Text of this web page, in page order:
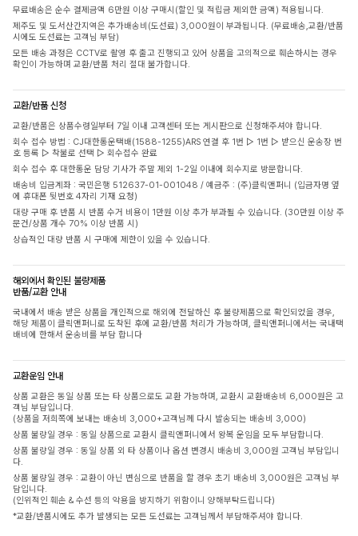
무료배송은 순수 결제금액 6만원 이상 구매시(할인 및 적립금 제외한 금액) 적용됩니다.
제주도 및 도서산간지역은 추가배송비(도선료) 3,000원이 부과됩니다. (무료배송,교환/반품
시에도 도선료는 고객님 부담)
모든 배송 과정은 CCTV로 촬영 후 출고 진행되고 있어 상품을 고의적으로 훼손하시는 경우
확인이 가능하며 교환/반품 처리 절대 불가합니다.
교환/반품 신청
교환/반품은 상품수령일부터 7일 이내 고객센터 또는 게시판으로 신청해주셔야 합니다.
회수 접수 방법 : CJ대한통운택배(1588-1255)ARS 연결 후 1번 ▷ 1번 ▷ 받으신 운송장 번
호 등록 ▷ 착불로 선택 ▷ 회수접수 완료
회수 접수 후 대한통운 담당 기사가 주말 제외 1-2일 이내에 회수지로 방문합니다.
배송비 입금계좌 : 국민은행 512637-01-001048 / 예금주 : (주)클릭앤퍼니 (입금자명 옆
에 휴대폰 뒷번호 4자리 기재 요청)
대량 구매 후 반품 시 반품 수거 비용이 1만원 이상 추가 부과될 수 있습니다. (30만원 이상 주
문건/상품 개수 70% 이상 반품 시)
상습적인 대량 반품 시 구매에 제한이 있을 수 있습니다.
해외에서 확인된 불량제품
반품/교환 안내
국내에서 배송 받은 상품을 개인적으로 해외에 전달하신 후 불량제품으로 확인되었을 경우,
해당 제품이 클릭앤퍼니로 도착된 후에 교환/반품 처리가 가능하며, 클릭앤퍼니에서는 국내택
배비에 한해서 운송비를 부담 합니다
교환운임 안내
상품 교환은 동일 상품 또는 타 상품으로도 교환 가능하며, 교환시 교환배송비 6,000원은 고
객님 부담입니다.
(상품을 저희쪽에 보내는 배송비 3,000+고객님께 다시 발송되는 배송비 3,000)
상품 불량일 경우 : 동일 상품으로 교환시 클릭앤퍼니에서 왕복 운임을 모두 부담합니다.
상품 불량일 경우 : 동일 상품 외 타 상품이나 옵션 변경시 배송비 3,000원 고객님 부담입니
다.
상품 불량일 경우 : 교환이 아닌 변심으로 반품을 할 경우 초기 배송비 3,000원은 고객님 부
담입니다.
(인위적인 훼손 & 수선 등의 악용을 방지하기 위함이니 양해부탁드립니다)
*교환/반품시에도 추가 발생되는 모든 도선료는 고객님께서 부담해주셔야 합니다.